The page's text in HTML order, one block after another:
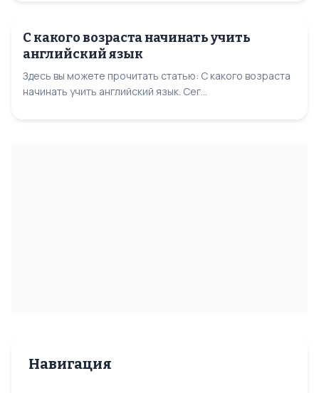
С какого возраста начинать учить
английский язык
Здесь вы можете прочитать статью: С какого возраста
начинать учить английский язык. Сег...
Навигация